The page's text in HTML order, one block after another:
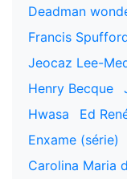
Deadman
Francis
Jeocaz Lee-
Henry Becque
Hwasa
Ed
Enxame (série)
Carolina Maria